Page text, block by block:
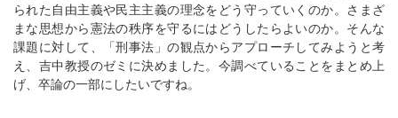
られた自由主義や民主主義の理念をどう守っていくのか。さまざ
まな思想から憲法の秩序を守るにはどうしたらよいのか。そんな
課題に対して、「刑事法」の観点からアプローチしてみようと考
え、吉中教授のゼミに決めました。今調べていることをまとめ上
げ、卒論の一部にしたいですね。